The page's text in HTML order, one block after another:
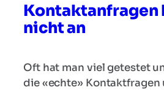
Kontaktanfragen
nicht an
Oft hat man viel getestet
die «echte» Kontaktfragen